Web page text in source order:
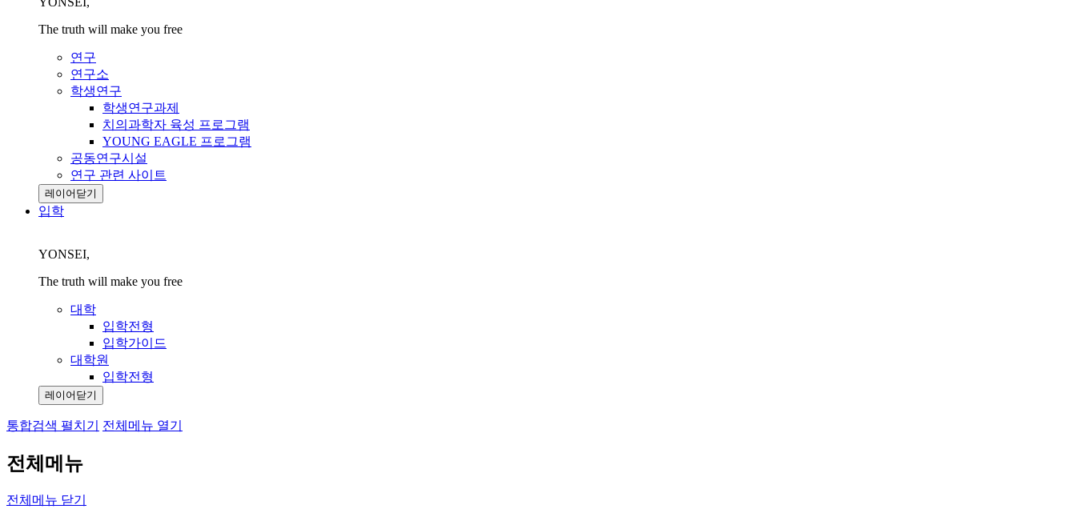
The truth will make you free
연구
연구소
학생연구
학생연구과제
치의과학자 육성 프로그램
YOUNG EAGLE 프로그램
공동연구시설
연구 관련 사이트
레이어닫기
입학
YONSEI,
The truth will make you free
대학
입학전형
입학가이드
대학원
입학전형
레이어닫기
통합검색 펼치기 전체메뉴 열기
전체메뉴
전체메뉴 닫기